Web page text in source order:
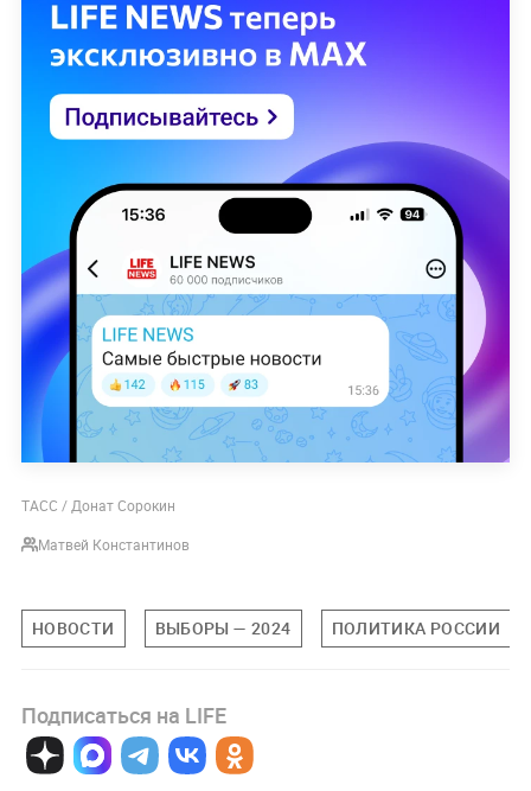
ТАСС / Донат Сорокин
Матвей Константинов
НОВОСТИ ВЫБОРЫ — 2024 ПОЛИТИКА РОССИИ
Подписаться на LIFE